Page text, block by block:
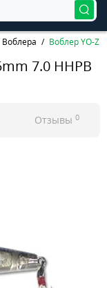
Воблера Воблер YO-
7.0 HHPB
Отзывы 0